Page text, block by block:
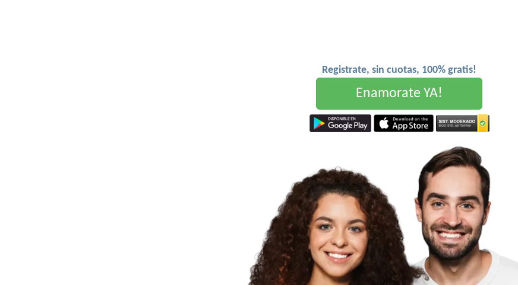
Registrate, sin cuotas, 100% gratis!
Enamorate YA!